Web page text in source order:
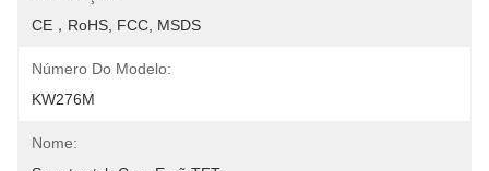
CE，RoHS, FCC, MSDS
Número Do Modelo:
KW276M
Nome: